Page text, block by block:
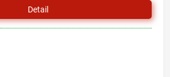
Detail